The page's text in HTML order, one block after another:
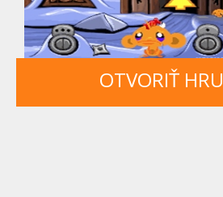
OTVORIŤ HRU